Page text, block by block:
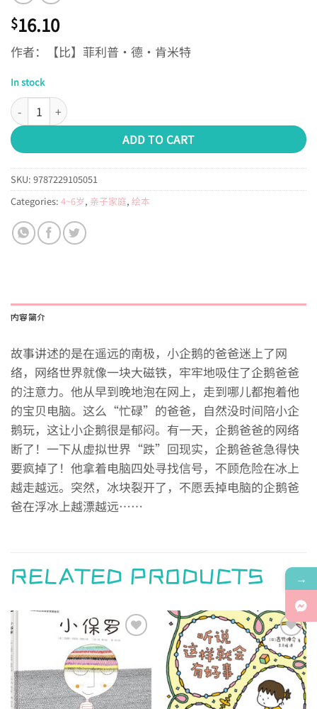
$16.10
作者：【比】菲利普·德·肯米特
In stock
企鹅爸爸爱上网 quantity
ADD TO CART
SKU: 9787229105051
Categories: 4~6岁, 亲子家庭, 绘本
内容简介
故事讲述的是在遥远的南极，小企鹅的爸爸迷上了网
络，网络世界就像一块大磁铁，牢牢地吸住了企鹅爸爸
的注意力。他从早到晚地泡在网上，走到哪儿都抱着他
的宝贝电脑。这么“忙碌”的爸爸，自然没时间陪小企
鹅玩，这让小企鹅很是郁闷。有一天，企鹅爸爸的网络
断了！一下从虚拟世界“跌”回现实，企鹅爸爸急得快
要疯掉了！他拿着电脑四处寻找信号，不顾危险在冰上
越走越远。突然，冰块裂开了，不愿丢掉电脑的企鹅爸
爸在浮冰上越漂越远……
RELATED PRODUCTS
Add to
wishlist
→